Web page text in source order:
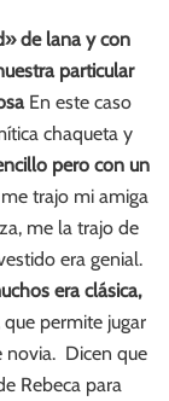
de lana y con
particular
En este caso
chaqueta y
pero con un
trajo mi amiga
me la trajo de
era genial.
era clásica,
permite jugar
novia. Dicen que
Rebeca para